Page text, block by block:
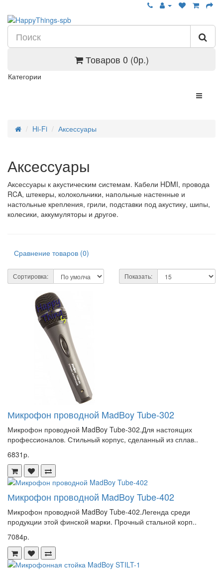
Товаров 0 (0р.)
Категории
Hi-Fi Аксессуары
Аксессуары
Аксессуары к акустическим системам. Кабели HDMI, провода
RCA, штекеры, колокольчики, напольные настенные и
настольные крепления, грили, подставки под акустику, шипы,
колесики, аккумуляторы и другое.
Сравнение товаров (0)
Сортировка: Показать:
Микрофон проводной MadBoy Tube-302
Микрофон проводной MadBoy Tube-302.Для настоящих
профессионалов. Стильный корпус, сделанный из сплав..
6831р.
Микрофон проводной MadBoy Tube-402
Микрофон проводной MadBoy Tube-402.Легенда среди
продукции этой финской марки. Прочный стальной корп..
7084р.